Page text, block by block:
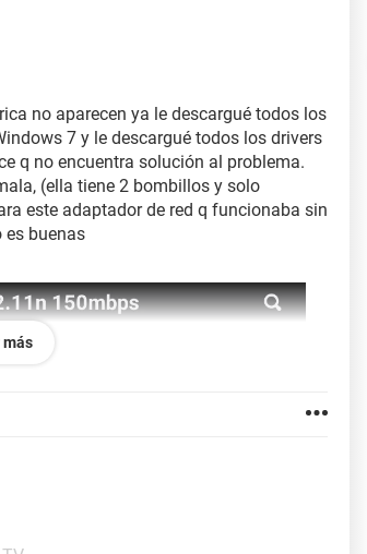
no aparecen ya le descargué todos los
7 y le descargué todos los drivers
q no encuentra solución al problema.
(ella tiene 2 bombillos y solo
este adaptador de red q funcionaba sin
es buenas
más